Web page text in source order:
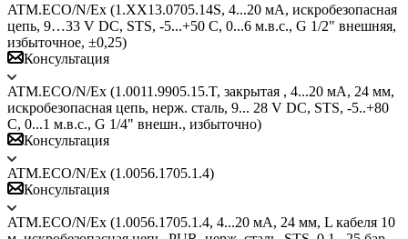
ATM.ECO/N/Ex (1.ХХ13.0705.14S, 4...20 мА, искробезопасная
цепь, 9…33 V DC, STS, -5...+50 C, 0...6 м.в.с., G 1/2" внешняя,
избыточное, ±0,25)
Консультация
ATM.ECO/N/Ex (1.0011.9905.15.T, закрытая , 4...20 мА, 24 мм,
искробезопасная цепь, нерж. сталь, 9... 28 V DC, STS, -5..+80
С, 0...1 м.в.с., G 1/4" внешн., избыточно)
Консультация
ATM.ECO/N/Ex (1.0056.1705.1.4)
Консультация
ATM.ECO/N/Ex (1.0056.1705.1.4, 4...20 мА, 24 мм, L кабеля 10